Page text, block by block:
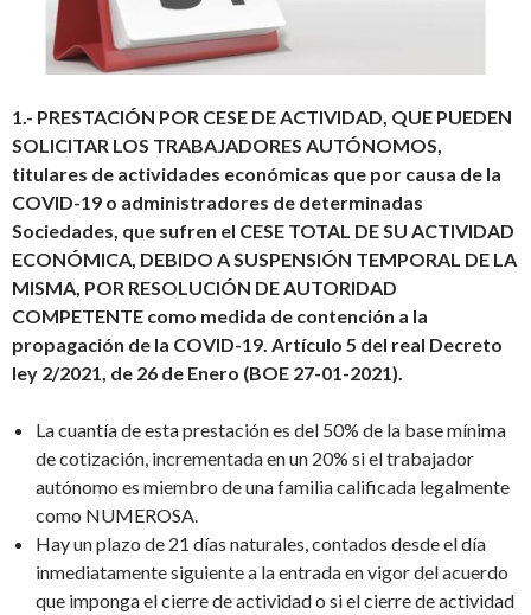
1.- PRESTACIÓN POR CESE DE ACTIVIDAD, QUE PUEDEN
SOLICITAR LOS TRABAJADORES AUTÓNOMOS,
titulares de actividades económicas que por causa de la
COVID-19 o administradores de determinadas
Sociedades, que sufren el CESE TOTAL DE SU ACTIVIDAD
ECONÓMICA, DEBIDO A SUSPENSIÓN TEMPORAL DE LA
MISMA, POR RESOLUCIÓN DE AUTORIDAD
COMPETENTE como medida de contención a la
propagación de la COVID-19. Artículo 5 del real Decreto
ley 2/2021, de 26 de Enero (BOE 27-01-2021).
La cuantía de esta prestación es del 50% de la base mínima
de cotización, incrementada en un 20% si el trabajador
autónomo es miembro de una familia calificada legalmente
como NUMEROSA.
Hay un plazo de 21 días naturales, contados desde el día
inmediatamente siguiente a la entrada en vigor del acuerdo
que imponga el cierre de actividad o si el cierre de actividad